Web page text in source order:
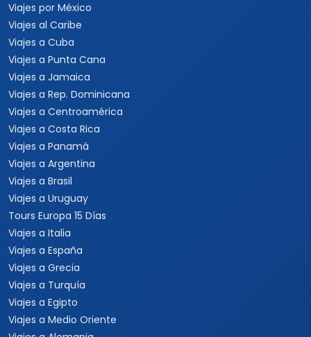
Viajes por México
Viajes al Caribe
Viajes a Cuba
Viajes a Punta Cana
Viajes a Jamaica
Viajes a Rep. Dominicana
Viajes a Centroamérica
Viajes a Costa Rica
Viajes a Panamá
Viajes a Argentina
Viajes a Brasil
Viajes a Uruguay
Tours Europa 15 Días
Viajes a Italia
Viajes a España
Viajes a Grecia
Viajes a Turquía
Viajes a Egipto
Viajes a Medio Oriente